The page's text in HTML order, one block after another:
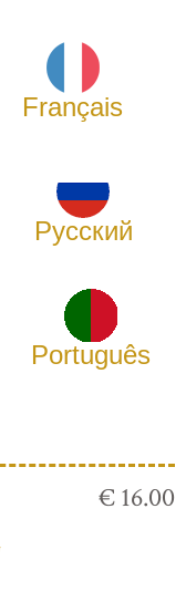
Français
Русский
Português
€ 16.00